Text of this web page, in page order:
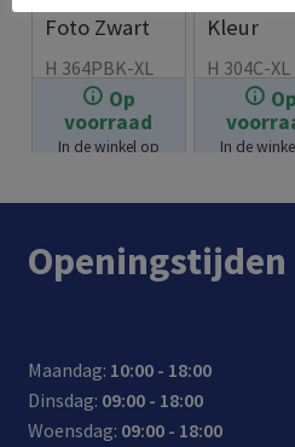
Op
voorraad
In de winkel op
Foto Zwart
7.99
H 364PBK-XL
Op
In de
Kleur
18.99
H 304C-XL
Openingstijden
Maandag: 10:00 - 18:00
Dinsdag: 09:00 - 18:00
Woensdag: 09:00 - 18:00